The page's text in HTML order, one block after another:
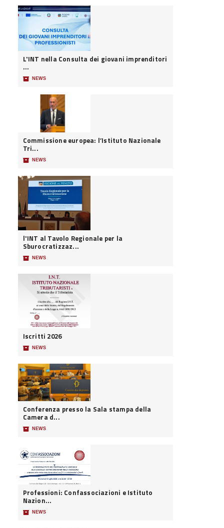
L'INT nella Consulta dei giovani imprenditori
...
📦 NEWS
Commissione europea: l’Istituto Nazionale
Tri...
📦 NEWS
l'INT al Tavolo Regionale per la
Sburocratizzaz...
📦 NEWS
Iscritti 2026
📦 NEWS
Conferenza presso la Sala stampa della
Camera d...
📦 NEWS
Professioni: Confassociazioni e Istituto
Nazion...
📦 NEWS